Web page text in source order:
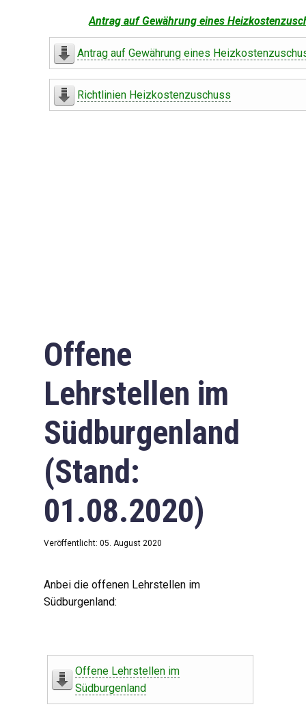
Antrag auf Gewährung eines
Antrag auf Gewährung eines
Richtlinien Heizkostenzuschuss
Offene
Lehrstellen im
Südburgenland
(Stand:
01.08.2020)
Veröffentlicht: 05. August 2020
Anbei die offenen Lehrstellen im
Südburgenland:
Offene Lehrstellen im
Südburgenland